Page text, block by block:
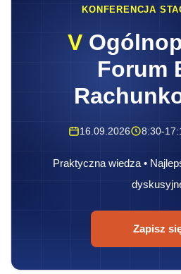
KONFERENCJA
V
Forum
16.09.2026 8:30-
Praktyczna wiedza •
Zapisz